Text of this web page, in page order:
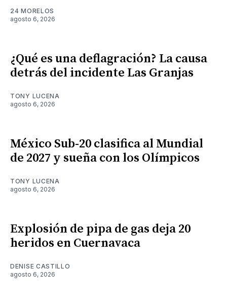
24 MORELOS
agosto 6, 2026
¿Qué es una deflagración? La causa
detrás del incidente Las Granjas
TONY LUCENA
agosto 6, 2026
México Sub-20 clasifica al Mundial
de 2027 y sueña con los Olímpicos
TONY LUCENA
agosto 6, 2026
Explosión de pipa de gas deja 20
heridos en Cuernavaca
DENISE CASTILLO
agosto 6, 2026